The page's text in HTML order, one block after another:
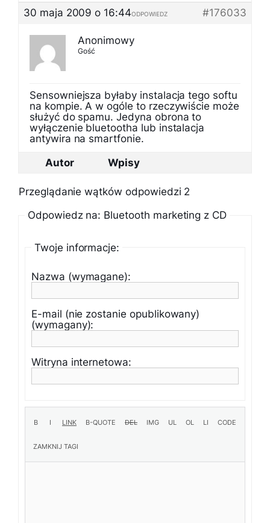
30 maja 2009 o 16:44
#176033
ODPOWIEDZ
Anonimowy
Gość
Sensowniejsza byłaby instalacja tego softu
na kompie. A w ogóle to rzeczywiście może
służyć do spamu. Jedyna obrona to
wyłączenie bluetootha lub instalacja
antywira na smartfonie.
Autor
Wpisy
Przeglądanie wątków odpowiedzi 2
Odpowiedz na: Bluetooth marketing z CD
Twoje informacje:
Nazwa (wymagane):
E-mail (nie zostanie opublikowany)
(wymagany):
Witryna internetowa: